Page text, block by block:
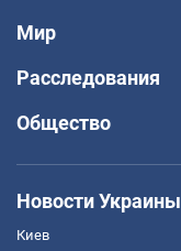
Мир
Расследования
Общество
Новости Украины
Киев